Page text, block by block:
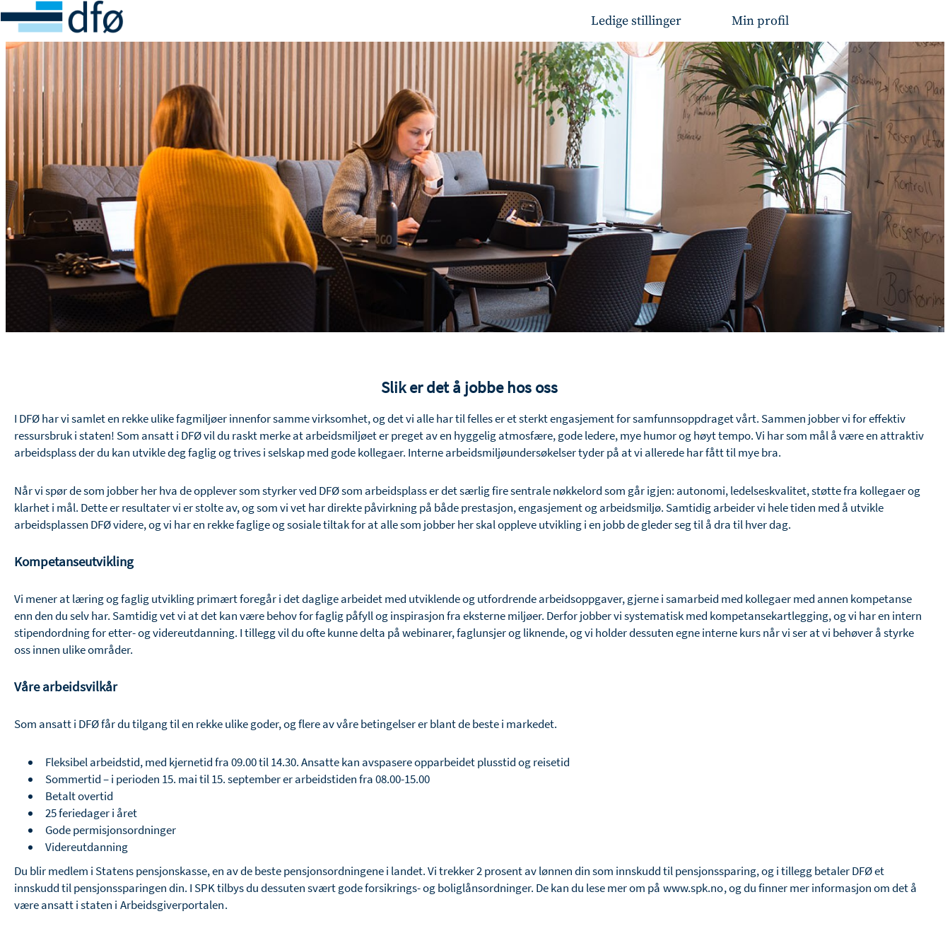
Ledige stillinger Min profil
Slik er det å jobbe hos oss
I DFØ har vi samlet en rekke ulike fagmiljøer innenfor samme virksomhet, og det vi alle har til felles er et sterkt engasjement for samfunnsoppdraget vårt. Sammen jobber vi for effektiv
ressursbruk i staten! Som ansatt i DFØ vil du raskt merke at arbeidsmiljøet er preget av en hyggelig atmosfære, gode ledere, mye humor og høyt tempo. Vi har som mål å være en attraktiv
arbeidsplass der du kan utvikle deg faglig og trives i selskap med gode kollegaer. Interne arbeidsmiljøundersøkelser tyder på at vi allerede har fått til mye bra.
Når vi spør de som jobber her hva de opplever som styrker ved DFØ som arbeidsplass er det særlig fire sentrale nøkkelord som går igjen: autonomi, ledelseskvalitet, støtte fra kollegaer og
klarhet i mål. Dette er resultater vi er stolte av, og som vi vet har direkte påvirkning på både prestasjon, engasjement og arbeidsmiljø. Samtidig arbeider vi hele tiden med å utvikle
arbeidsplassen DFØ videre, og vi har en rekke faglige og sosiale tiltak for at alle som jobber her skal oppleve utvikling i en jobb de gleder seg til å dra til hver dag.
Kompetanseutvikling
Vi mener at læring og faglig utvikling primært foregår i det daglige arbeidet med utviklende og utfordrende arbeidsoppgaver, gjerne i samarbeid med kollegaer med annen kompetanse
enn den du selv har. Samtidig vet vi at det kan være behov for faglig påfyll og inspirasjon fra eksterne miljøer. Derfor jobber vi systematisk med kompetansekartlegging, og vi har en intern
stipendordning for etter- og videreutdanning. I tillegg vil du ofte kunne delta på webinarer, faglunsjer og liknende, og vi holder dessuten egne interne kurs når vi ser at vi behøver å styrke
oss innen ulike områder.
Våre arbeidsvilkår
Som ansatt i DFØ får du tilgang til en rekke ulike goder, og flere av våre betingelser er blant de beste i markedet.
Fleksibel arbeidstid, med kjernetid fra 09.00 til 14.30. Ansatte kan avspasere opparbeidet plusstid og reisetid
Sommertid – i perioden 15. mai til 15. september er arbeidstiden fra 08.00-15.00
Betalt overtid
25 feriedager i året
Gode permisjonsordninger
Videreutdanning
Du blir medlem i Statens pensjonskasse, en av de beste pensjonsordningene i landet. Vi trekker 2 prosent av lønnen din som innskudd til pensjonssparing, og i tillegg betaler DFØ et
innskudd til pensjonssparingen din. I SPK tilbys du dessuten svært gode forsikrings- og boliglånsordninger. De kan du lese mer om på www.spk.no, og du finner mer informasjon om det å
være ansatt i staten i Arbeidsgiverportalen.